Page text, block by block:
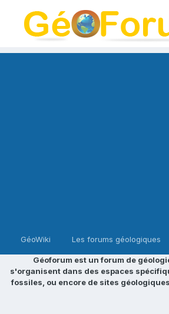
GéoWiki Les forums géologiques
Géoforum est un forum de
s'organisent dans des espaces
fossiles, ou encore de sites